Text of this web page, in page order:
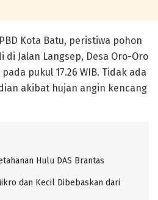
Kota Batu, peristiwa pohon
Jalan Langsep, Desa Oro-Oro
pukul 17.26 WIB. Tidak ada
akibat hujan angin kencang
Hulu DAS Brantas
dan Kecil Dibebaskan dari